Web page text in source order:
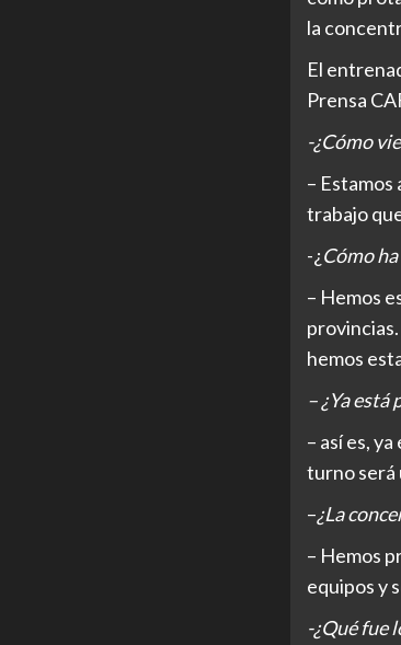
la
El
Prensa
-¿Cómo
– Estamos
trabajo
-¿Cómo
– Hemos
hemos
– ¿Ya
– así es,
turno será
–¿La
– Hemos
equipos y
-¿Qué fue